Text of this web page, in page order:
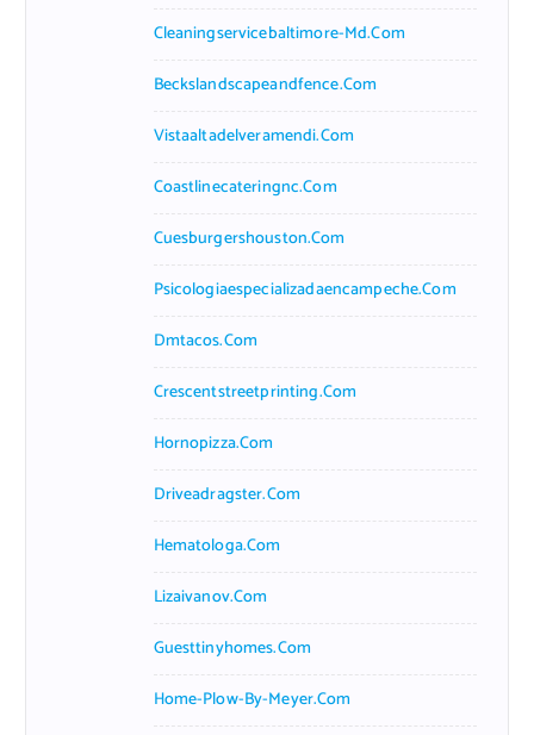
Cleaningservicebaltimore-Md.com
Beckslandscapeandfence.com
Vistaaltadelveramendi.com
Coastlinecateringnc.com
Cuesburgershouston.com
Psicologiaespecializadaencampeche.com
Dmtacos.com
Crescentstreetprinting.com
Hornopizza.com
Driveadragster.com
Hematologa.com
Lizaivanov.com
Guesttinyhomes.com
Home-Plow-By-Meyer.com